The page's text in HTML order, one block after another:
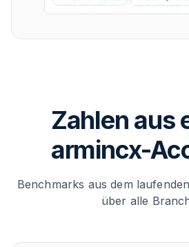
Zahlen aus
armincx-
Benchmarks aus dem
über alle